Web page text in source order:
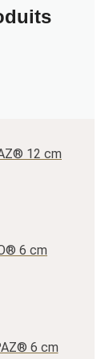
12 cm
6 cm
6 cm